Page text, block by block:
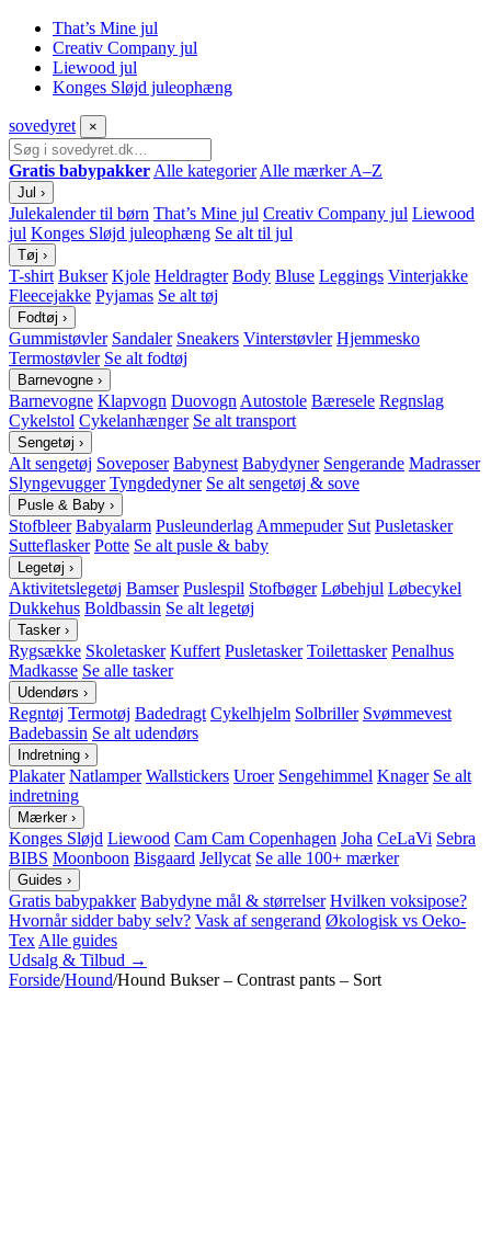
That’s Mine jul
Creativ Company jul
Liewood jul
Konges Sløjd juleophæng
sovedyret ×
Gratis babypakker Alle kategorier Alle mærker A–Z
Jul ›
Julekalender til børn That’s Mine jul Creativ Company jul Liewood
jul Konges Sløjd juleophæng Se alt til jul
Tøj ›
T-shirt Bukser Kjole Heldragter Body Bluse Leggings Vinterjakke
Fleecejakke Pyjamas Se alt tøj
Fodtøj ›
Gummistøvler Sandaler Sneakers Vinterstøvler Hjemmesko
Termostøvler Se alt fodtøj
Barnevogne ›
Barnevogne Klapvogn Duovogn Autostole Bæresele Regnslag
Cykelstol Cykelanhænger Se alt transport
Sengetøj ›
Alt sengetøj Soveposer Babynest Babydyner Sengerande Madrasser
Slyngevugger Tyngdedyner Se alt sengetøj & sove
Pusle & Baby ›
Stofbleer Babyalarm Pusleunderlag Ammepuder Sut Pusletasker
Sutteflasker Potte Se alt pusle & baby
Legetøj ›
Aktivitetslegetøj Bamser Puslespil Stofbøger Løbehjul Løbecykel
Dukkehus Boldbassin Se alt legetøj
Tasker ›
Rygsække Skoletasker Kuffert Pusletasker Toilettasker Penalhus
Madkasse Se alle tasker
Udendørs ›
Regntøj Termotøj Badedragt Cykelhjelm Solbriller Svømmevest
Badebassin Se alt udendørs
Indretning ›
Plakater Natlamper Wallstickers Uroer Sengehimmel Knager Se alt
indretning
Mærker ›
Konges Sløjd Liewood Cam Cam Copenhagen Joha CeLaVi Sebra
BIBS Moonboon Bisgaard Jellycat Se alle 100+ mærker
Guides ›
Gratis babypakker Babydyne mål & størrelser Hvilken voksipose?
Hvornår sidder baby selv? Vask af sengerand Økologisk vs Oeko-
Tex Alle guides
Udsalg & Tilbud →
Forside/Hound/Hound Bukser – Contrast pants – Sort